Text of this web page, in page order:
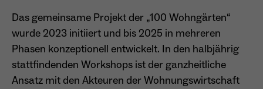
Das gemeinsame Projekt der „100 Wohngärten“
wurde 2023 initiiert und bis 2025 in mehreren
Phasen konzeptionell entwickelt. In den halbjährig
stattfindenden Workshops ist der ganzheitliche
Ansatz mit den Akteuren der Wohnungswirtschaft